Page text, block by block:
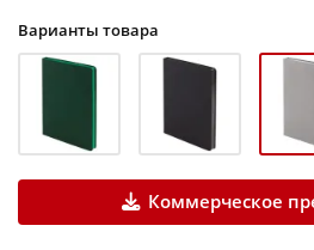
Варианты товара
Коммерческое